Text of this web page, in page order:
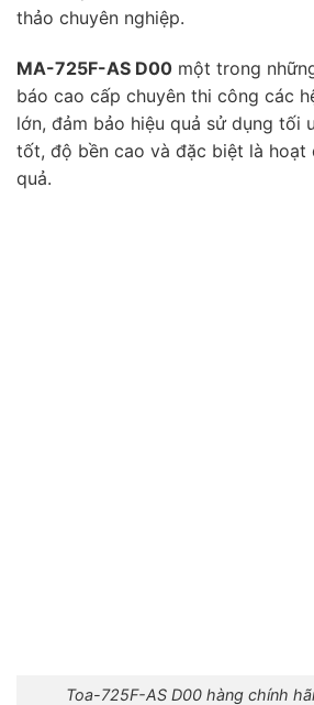
thảo chuyên nghiệp.
MA-725F-AS D00 một trong
báo cao cấp chuyên thi công các
lớn, đảm bảo hiệu quả sử dụng tối
tốt, độ bền cao và đặc biệt là hoạt
quả.
Toa-725F-AS D00 hàng chính